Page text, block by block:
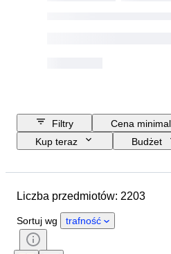
Filtry
Cena
Kup teraz
Budżet
Kraj pochodzenia
Dodatki
Próba
Era
Liczba przedmiotów: 2203
Sortuj wg trafność